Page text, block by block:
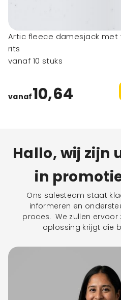
Artic fleece damesjack met
rits
vanaf 10 stuks
vanaf10,64
Hallo, wij zijn
in
Ons salesteam staat
informeren en
proces. We zullen
oplossing krijgt die